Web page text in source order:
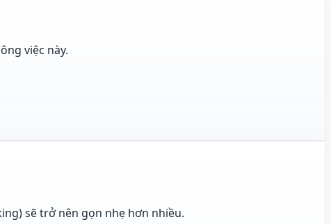
việc này.
sẽ trở nên gọn nhẹ hơn nhiều.